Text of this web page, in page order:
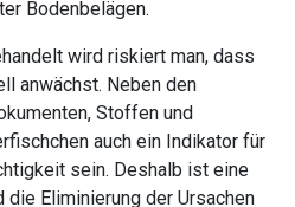
Bodenbelägen.
wird riskiert man, dass
anwächst. Neben den
Stoffen und
auch ein Indikator für
sein. Deshalb ist eine
Eliminierung der Ursachen